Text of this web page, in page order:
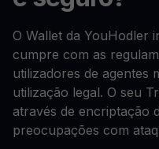
O Wallet da YouHodler
cumpre com as
utilizadores de agentes
utilização legal. O seu
através de encriptação
preocupações com